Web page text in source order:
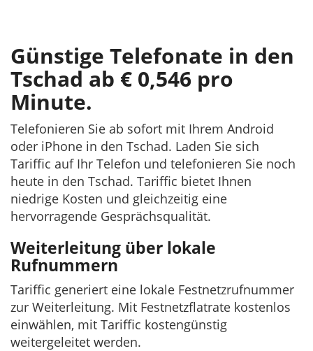
Günstige Telefonate in den
Tschad ab € 0,546 pro
Minute.
Telefonieren Sie ab sofort mit Ihrem Android
oder iPhone in den Tschad. Laden Sie sich
Tariffic auf Ihr Telefon und telefonieren Sie noch
heute in den Tschad. Tariffic bietet Ihnen
niedrige Kosten und gleichzeitig eine
hervorragende Gesprächsqualität.
Weiterleitung über lokale
Rufnummern
Tariffic generiert eine lokale Festnetzrufnummer
zur Weiterleitung. Mit Festnetzflatrate kostenlos
einwählen, mit Tariffic kostengünstig
weitergeleitet werden.